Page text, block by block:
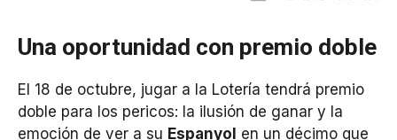
Una oportunidad con premio doble
El 18 de octubre, jugar a la Lotería tendrá premio
doble para los pericos: la ilusión de ganar y la
emoción de ver a su Espanyol en un décimo que